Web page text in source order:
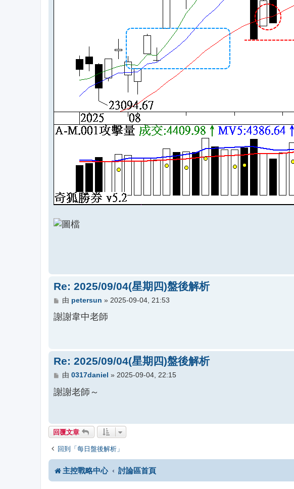
Re: 2025/09/04(星期四)盤後解析
文
由 petersun » 2025-09-04, 21:53
謝謝韋中老師
Re: 2025/09/04(星期四)盤後解析
文
由 0317daniel » 2025-09-04, 22:15
謝謝老師～
回覆文章
回到「每日盤後解析」
主控戰略中心 討論區首頁